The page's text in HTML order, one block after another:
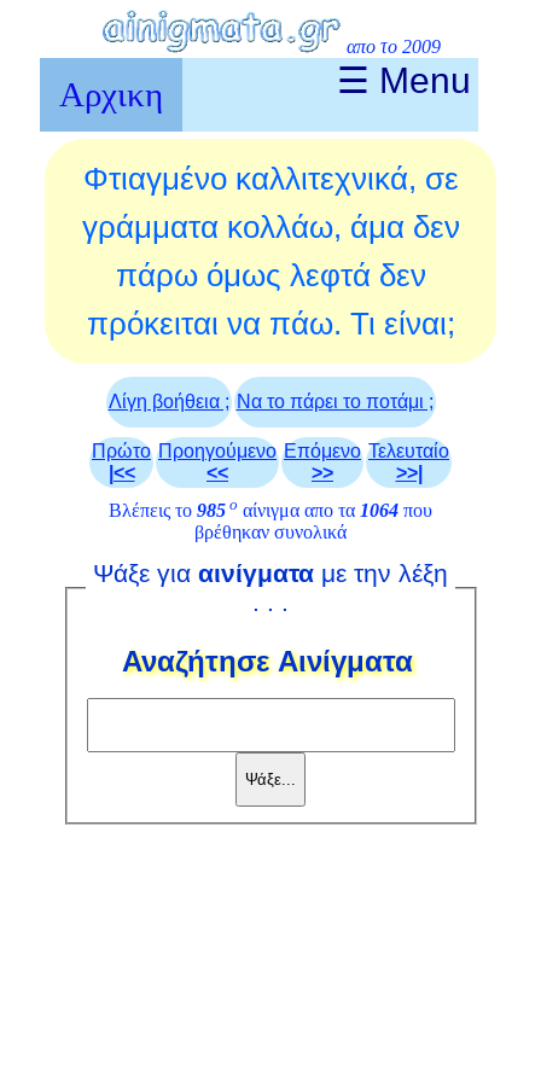
απο το 2009
Αρχικη ☰ Menu
Φτιαγμένο καλλιτεχνικά, σε
γράμματα κολλάω, άμα δεν
πάρω όμως λεφτά δεν
πρόκειται να πάω. Τι είναι;
Λίγη βοήθεια ; Να το πάρει το ποτάμι ;
Πρώτο
|<<
Προηγούμενο
<<
Επόμενο
>>
Τελευταίο
>>|
Βλέπεις το 985 ο αίνιγμα απο τα 1064 που
βρέθηκαν συνολικά
Ψάξε για αινίγματα με την λέξη
. . .
Αναζήτησε Αινίγματα